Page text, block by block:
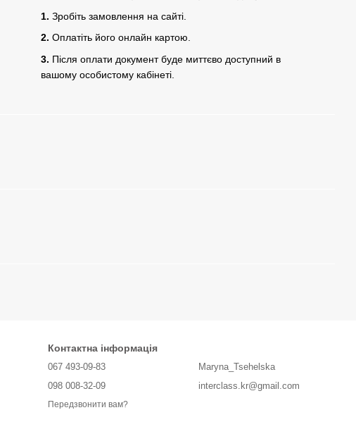
1. Зробіть замовлення на сайті.
2. Оплатіть його онлайн картою.
3. Після оплати документ буде миттєво доступний в
вашому особистому кабінеті.
Контактна інформація
067 493-09-83
098 008-32-09
Передзвонити вам?
Maryna_Tsehelska
interclass.kr@gmail.com